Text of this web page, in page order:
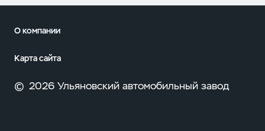
О компании
Карта сайта
© 2026 Ульяновский автомобильный завод